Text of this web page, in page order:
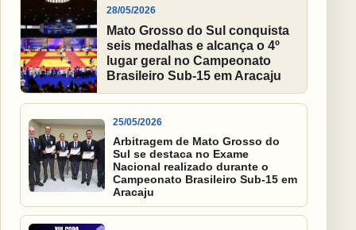
28/05/2026
Mato Grosso do Sul conquista
seis medalhas e alcança o 4º
lugar geral no Campeonato
Brasileiro Sub-15 em Aracaju
25/05/2026
Arbitragem de Mato Grosso do
Sul se destaca no Exame
Nacional realizado durante o
Campeonato Brasileiro Sub-15 em
Aracaju